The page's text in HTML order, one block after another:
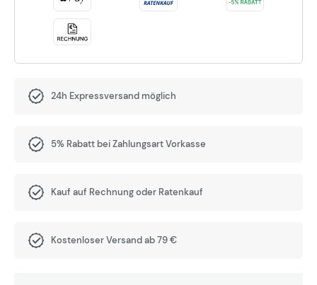
24h Expressversand möglich
5% Rabatt bei Zahlungsart Vorkasse
Kauf auf Rechnung oder Ratenkauf
Kostenloser Versand ab 79 €